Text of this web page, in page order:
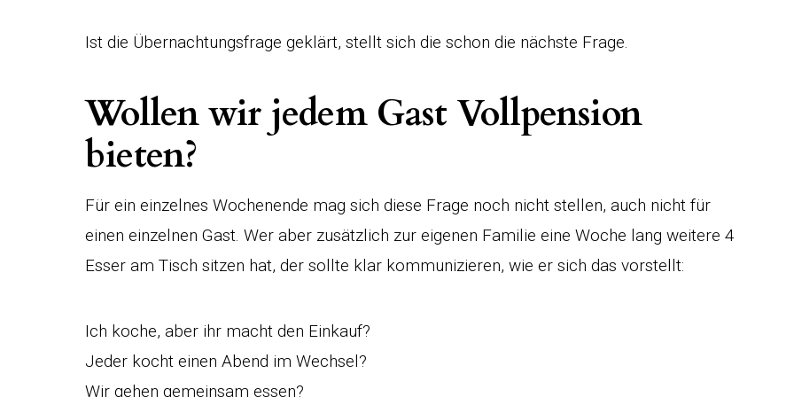
Ist die Übernachtungsfrage geklärt, stellt sich die schon die nächste Frage.
Wollen wir jedem Gast Vollpension
bieten?
Für ein einzelnes Wochenende mag sich diese Frage noch nicht stellen, auch nicht für
einen einzelnen Gast. Wer aber zusätzlich zur eigenen Familie eine Woche lang weitere 4
Esser am Tisch sitzen hat, der sollte klar kommunizieren, wie er sich das vorstellt:
Ich koche, aber ihr macht den Einkauf?
Jeder kocht einen Abend im Wechsel?
Wir gehen gemeinsam essen?